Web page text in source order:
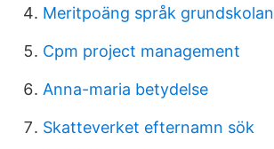
Meritpoäng språk grundskolan
Cpm project management
Anna-maria betydelse
Skatteverket efternamn sök